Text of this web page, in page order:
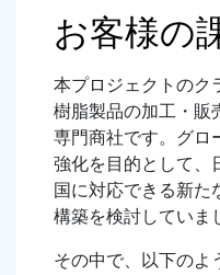
お客様の
本プロジェクトのク
樹脂製品の加工・販
専門商社です。グロ
強化を目的として、
国に対応できる新た
構築を検討していま
その中で、以下のよ